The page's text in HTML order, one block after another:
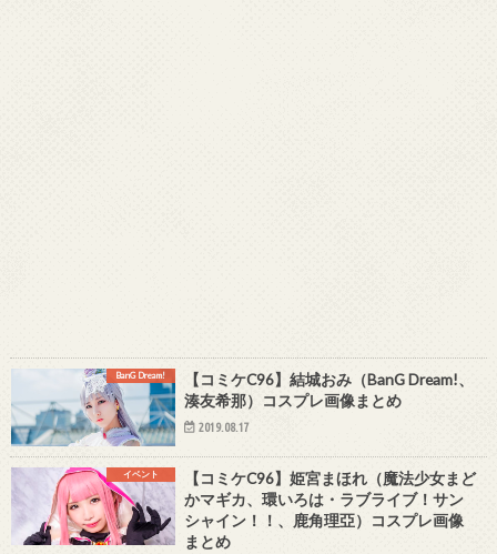
BanG Dream!
【コミケC96】結城おみ（BanG Dream!、
湊友希那）コスプレ画像まとめ
2019.08.17
イベント
【コミケC96】姫宮まほれ（魔法少女まど
かマギカ、環いろは・ラブライブ！サン
シャイン！！、鹿角理亞）コスプレ画像
まとめ